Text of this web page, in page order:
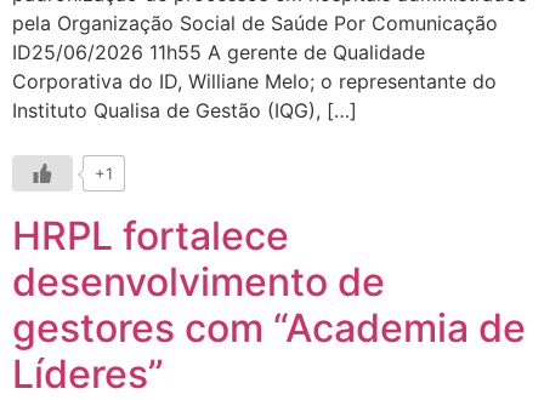
pela Organização Social de Saúde Por Comunicação
ID25/06/2026 11h55 A gerente de Qualidade
Corporativa do ID, Williane Melo; o representante do
Instituto Qualisa de Gestão (IQG), […]
+1
HRPL fortalece
desenvolvimento de
gestores com “Academia de
Líderes”